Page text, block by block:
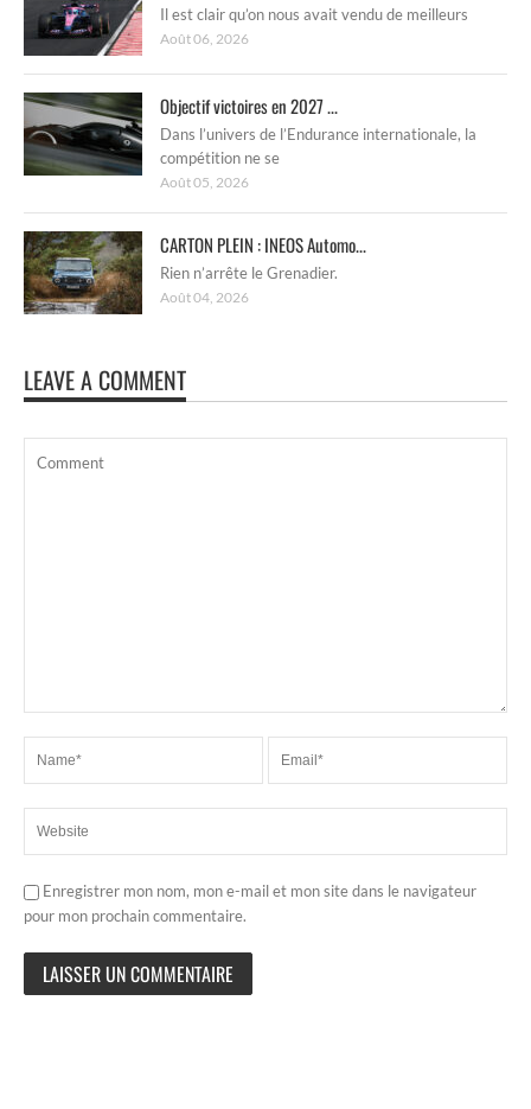
Il est clair qu’on nous avait vendu de meilleurs
Août 06, 2026
Objectif victoires en 2027 ...
Dans l’univers de l’Endurance internationale, la
compétition ne se
Août 05, 2026
CARTON PLEIN : INEOS Automo...
Rien n’arrête le Grenadier.
Août 04, 2026
LEAVE A COMMENT
Enregistrer mon nom, mon e-mail et mon site dans le navigateur
pour mon prochain commentaire.